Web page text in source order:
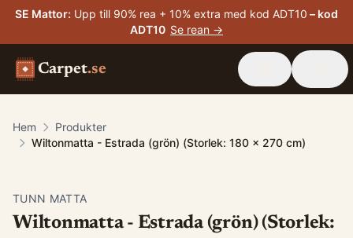
SE Mattor: Upp till 90% rea + 10% extra med kod ADT10 – kod
ADT10 Se rean →
Carpet.se
Hem
Produkter
Wiltonmatta - Estrada (grön) (Storlek: 180 x 270 cm)
TUNN MATTA
Wiltonmatta - Estrada (grön) (Storlek: